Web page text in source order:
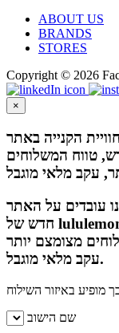
ABOUT US
BRANDS
STORES
Copyright © 2026
×
טווח המשלוחים
עובדים על האתר
עקב מלאי מוגבל.
שם הישוב